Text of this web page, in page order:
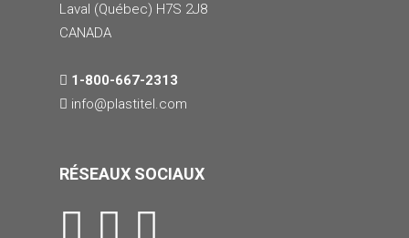
Laval (Québec) H7S 2J8
CANADA
1-800-667-2313
info@plastitel.com
RÉSEAUX SOCIAUX